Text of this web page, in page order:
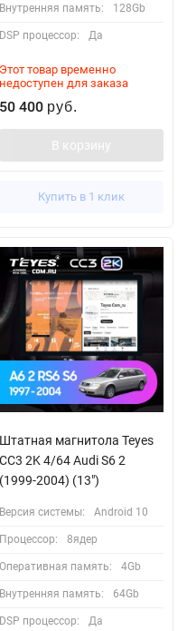
Внутренняя память: 128Gb
DSP процессор: Да
Этот товар временно
недоступен для заказа
50 400 руб.
В корзину
Купить в 1 клик
Штатная магнитола Teyes
CC3 2K 4/64 Audi S6 2
(1999-2004) (13")
Версия системы: Android 10
Процессор: 8ядер
Оперативная память: 4Gb
Внутренняя память: 64Gb
DSP процессор: Да